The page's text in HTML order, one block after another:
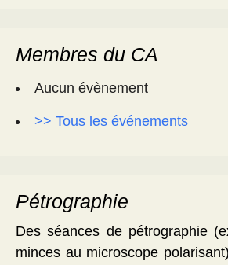
Membres du CA
Aucun évènement
>> Tous les événements
Pétrographie
Des séances de pétrographie
minces au microscope